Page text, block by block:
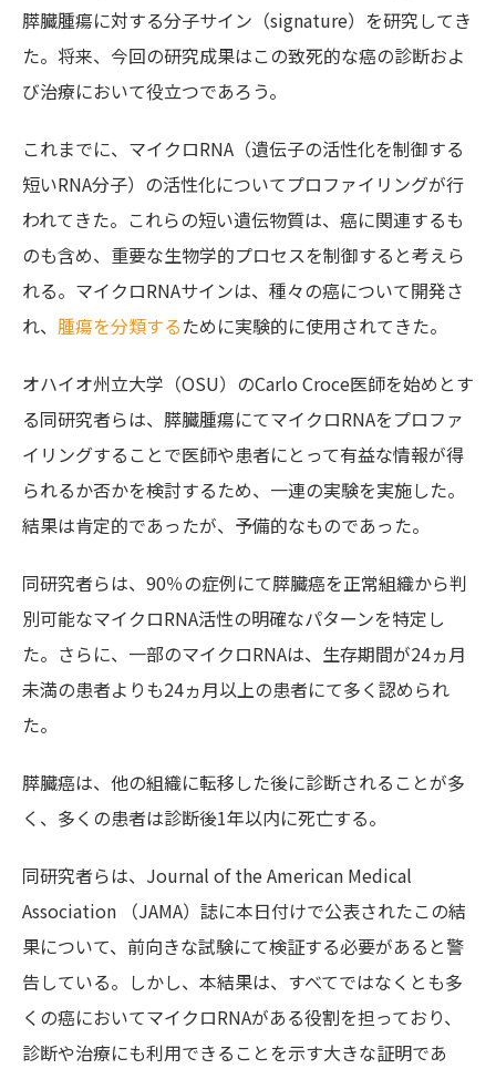
膵臓腫瘍に対する分子サイン（signature）を研究してき
た。将来、今回の研究成果はこの致死的な癌の診断およ
び治療において役立つであろう。
これまでに、マイクロRNA（遺伝子の活性化を制御する
短いRNA分子）の活性化についてプロファイリングが行
われてきた。これらの短い遺伝物質は、癌に関連するも
のも含め、重要な生物学的プロセスを制御すると考えら
れる。マイクロRNAサインは、種々の癌について開発さ
れ、 腫瘍を分類するために実験的に使用されてきた。
オハイオ州立大学（OSU）のCarlo Croce医師を始めとす
る同研究者らは、膵臓腫瘍にてマイクロRNAをプロファ
イリングすることで医師や患者にとって有益な情報が得
られるか否かを検討するため、一連の実験を実施した。
結果は肯定的であったが、予備的なものであった。
同研究者らは、90％の症例にて膵臓癌を正常組織から判
別可能なマイクロRNA活性の明確なパターンを特定し
た。さらに、一部のマイクロRNAは、生存期間が24ヵ月
未満の患者よりも24ヵ月以上の患者にて多く認められ
た。
膵臓癌は、他の組織に転移した後に診断されることが多
く、多くの患者は診断後1年以内に死亡する。
同研究者らは、Journal of the American Medical
Association （JAMA）誌に本日付けで公表されたこの結
果について、前向きな試験にて検証する必要があると警
告している。しかし、本結果は、すべてではなくとも多
くの癌においてマイクロRNAがある役割を担っており、
診断や治療にも利用できることを示す大きな証明であ